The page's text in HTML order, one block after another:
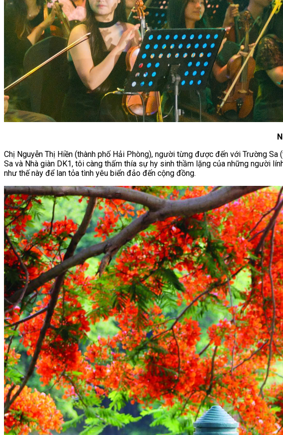
Chị Nguyễn Thị Hiền (thành phố Hải Phòng), người từng được đến với Trường
Sa và Nhà giàn DK1, tôi càng thấm thía sự hy sinh thầm lặng của những người
như thế này để lan tỏa tình yêu biển đảo đến cộng đồng.